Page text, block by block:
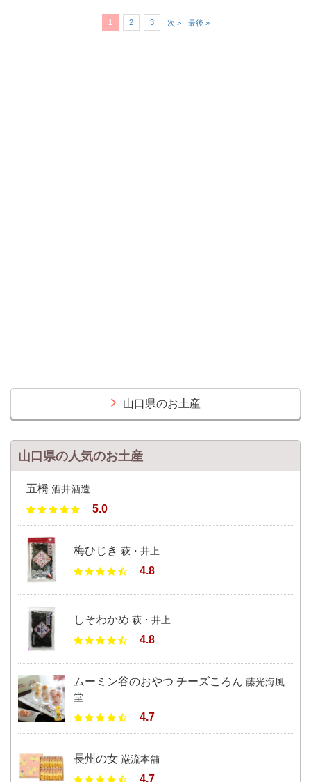
1 2 3 次 > 最後 »
山口県のお土産
山口県の人気のお土産
五橋 酒井酒造
5.0
梅ひじき 萩・井上
4.8
しそわかめ 萩・井上
4.8
ムーミン谷のおやつ チーズころん 藤光海風
堂
4.7
長州の女 巌流本舗
4.7